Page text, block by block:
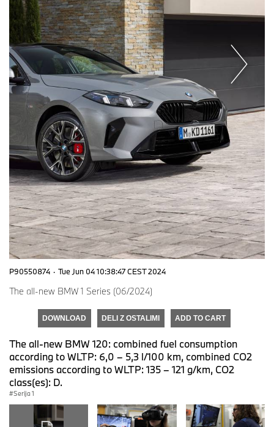
P90550874 · Tue Jun 04 10:38:47 CEST 2024
The all-new BMW 1 Series (06/2024)
DOWNLOAD DELI Z OSTALIMI ADD TO CART
The all-new BMW 120: combined fuel consumption
according to WLTP: 6,0 – 5,3 l/100 km, combined CO2
emissions according to WLTP: 135 – 121 g/km, CO2
class(es): D.
Serija 1